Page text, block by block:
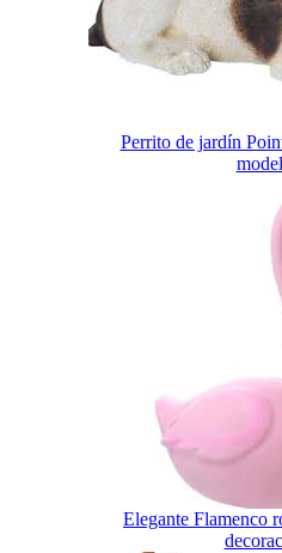
Perrito de jardín
Elegante Flamenco